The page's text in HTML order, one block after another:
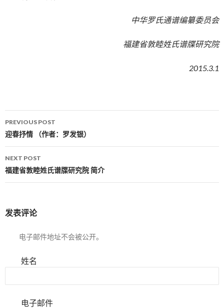
中华罗氏通谱编纂委员会
福建省敦睦姓氏谱牒研究院
2015.3.1
Post navigation
PREVIOUS POST
迎春抒情 （作者：罗发银）
NEXT POST
福建省敦睦姓氏谱牒研究院 简介
发表评论
电子邮件地址不会被公开。
姓名
电子邮件